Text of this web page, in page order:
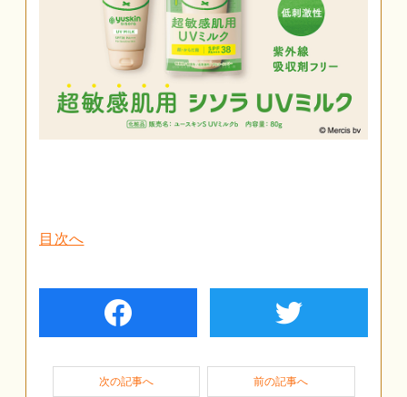
目次へ
facebook twiter
次の記事へ 前の記事へ